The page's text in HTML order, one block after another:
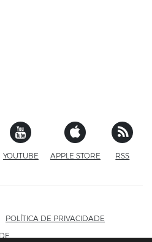
YOUTUBE SITE EXTERNO
APPLE STORE SITERSS
POLÍTICA DE PRIVACIDADE